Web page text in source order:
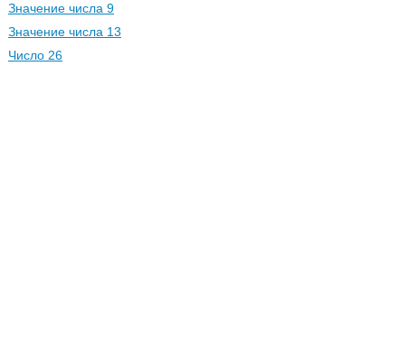
Значение числа 9
Значение числа 13
Число 26